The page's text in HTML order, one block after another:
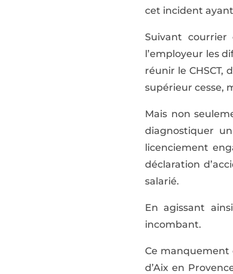
cet incident
Suivant courrier
l’employeur les
réunir le
supérieur cesse,
Mais non
diagnostiquer
licenciement
déclaration
salarié.
En agissant
incombant.
Ce manquement
d’Aix en